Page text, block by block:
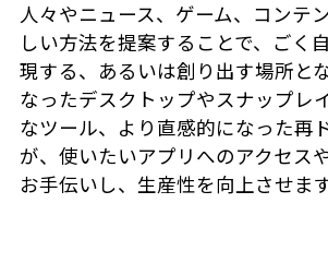
人々やニュース、ゲーム、コンテ
しい方法を提案することで、ごく
現する、あるいは創り出す場所と
なったデスクトップやスナップレ
なツール、より直感的になった再
が、使いたいアプリへのアクセス
お手伝いし、生産性を向上させます